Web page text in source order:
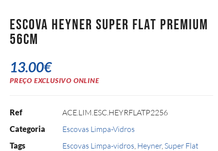
Escova Heyner Super Flat Premium
56cm
13.00€
PREÇO EXCLUSIVO ONLINE
Ref ACE.LIM.ESC.HEYRFLATP2256
Categoria Escovas Limpa-Vidros
Tags Escovas Limpa-vidros Heyner, Super Flat